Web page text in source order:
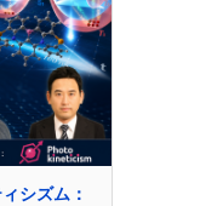
シズム：